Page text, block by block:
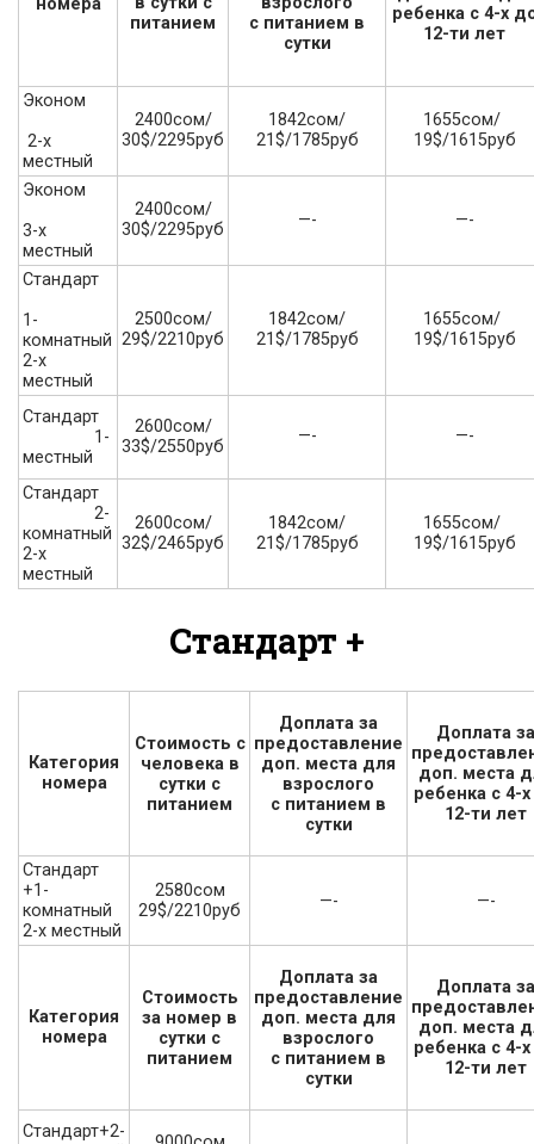
питанием
с питанием в
сутки
ребенка с 4-х
12-ти лет
Эконом
2-х
местный
2400сом/
30$/2295руб
1842сом/
21$/1785руб
1655сом/
19$/1615руб
Эконом
3-х
местный
2400сом/
30$/2295руб
—- —-
Стандарт
1-
комнатный
2-х
местный
2500сом/
29$/2210руб
1842сом/
21$/1785руб
1655сом/
19$/1615руб
Стандарт
1-
местный
2600сом/
33$/2550руб
—- —-
Стандарт
2-
комнатный
2-х
местный
2600сом/
32$/2465руб
1842сом/
21$/1785руб
1655сом/
19$/1615руб
Стандарт +
Категория
номера
Стоимость с
человека в
сутки с
питанием
Доплата за
предоставление
доп. места для
взрослого
с питанием в
сутки
Доплата за
доп. места
ребенка с 4-
12-ти лет
Стандарт
+1-
комнатный
2-х местный
2580сом
29$/2210руб
—- —-
Категория
номера
Стоимость
за номер в
сутки с
питанием
Доплата за
предоставление
доп. места для
взрослого
с питанием в
сутки
Доплата за
доп. места
ребенка с 4-
12-ти лет
Стандарт+2-